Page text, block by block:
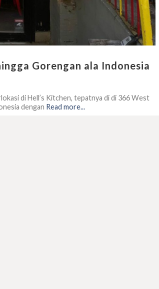
Gorengan ala Indonesia
di Hell’s Kitchen, tepatnya di di 366 West
dengan Read more...